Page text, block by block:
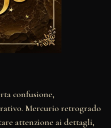
confusione,
Mercurio retrogrado
attenzione ai dettagli,